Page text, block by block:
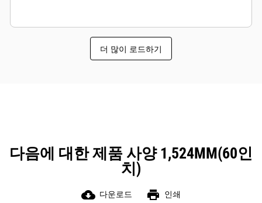
더 많이 로드하기
다음에 대한 제품 사양 1,524MM(60인
치)
cloud_download 다운로드 print 인쇄